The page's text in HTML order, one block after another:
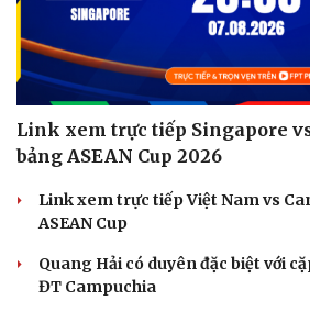
Link xem trực tiếp Singapore
bảng ASEAN Cup 2026
Link xem trực tiếp Việt Nam vs
ASEAN Cup
Quang Hải có duyên đặc biệt với
ĐT Campuchia